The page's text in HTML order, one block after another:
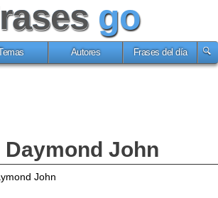
go
Temas Autores Frases del día
Daymond John
John